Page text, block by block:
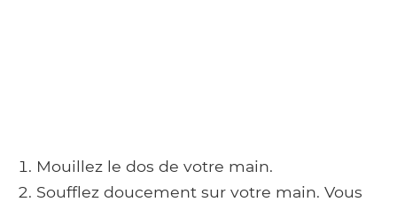
Mouillez le dos de votre main.
Soufflez doucement sur votre main. Vous